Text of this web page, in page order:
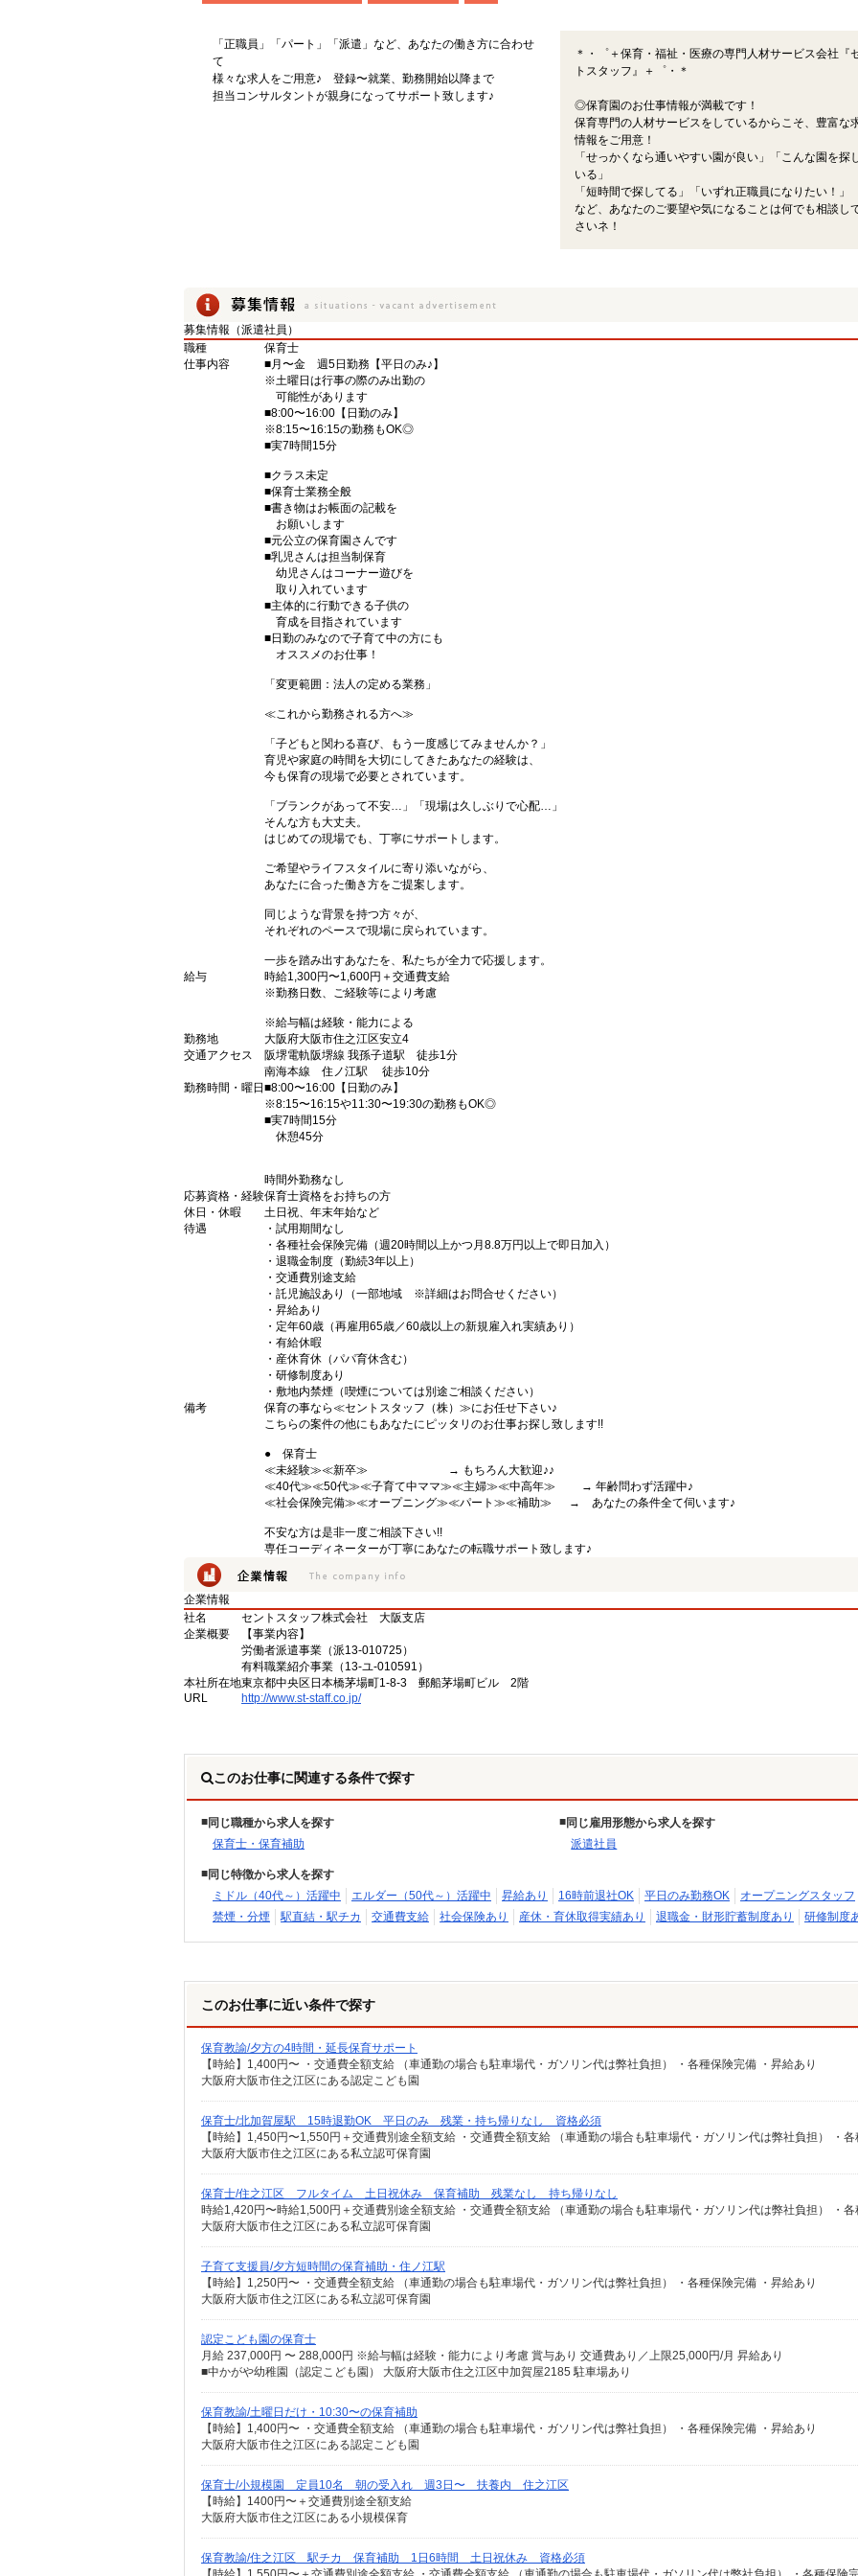
「正職員」「パート」「派遣」など、あなたの働き方に合わせ
て
様々な求人をご用意♪ 登録〜就業、勤務開始以降まで
担当コンサルタントが親身になってサポート致します♪
＊・゜＋保育・福祉・医療の専門人材サービス会社『
トスタッフ』＋゜・＊
◎保育園のお仕事情報が満載です！
保育専門の人材サービスをしているからこそ、豊富な
情報をご用意！
「せっかくなら通いやすい園が良い」「こんな園を探
いる」
「短時間で探してる」「いずれ正職員になりたい！」
など、あなたのご要望や気になることは何でも相談し
さいネ！
募集情報（派遣社員）
職種
保育士
仕事内容
■月〜金 週5日勤務【平日のみ♪】
※土曜日は行事の際のみ出勤の
可能性があります
■8:00〜16:00【日勤のみ】
※8:15〜16:15の勤務もOK◎
■実7時間15分
■クラス未定
■保育士業務全般
■書き物はお帳面の記載を
お願いします
■元公立の保育園さんです
■乳児さんは担当制保育
幼児さんはコーナー遊びを
取り入れています
■主体的に行動できる子供の
育成を目指されています
■日勤のみなので子育て中の方にも
オススメのお仕事！
「変更範囲：法人の定める業務」
≪これから勤務される方へ≫
「子どもと関わる喜び、もう一度感じてみませんか？」
育児や家庭の時間を大切にしてきたあなたの経験は、
今も保育の現場で必要とされています。
「ブランクがあって不安…」「現場は久しぶりで心配…」
そんな方も大丈夫。
はじめての現場でも、丁寧にサポートします。
ご希望やライフスタイルに寄り添いながら、
あなたに合った働き方をご提案します。
同じような背景を持つ方々が、
それぞれのペースで現場に戻られています。
一歩を踏み出すあなたを、私たちが全力で応援します。
給与
時給1,300円〜1,600円＋交通費支給
※勤務日数、ご経験等により考慮
※給与幅は経験・能力による
勤務地
大阪府大阪市住之江区安立4
交通アクセス
阪堺電軌阪堺線 我孫子道駅 徒歩1分
南海本線 住ノ江駅 徒歩10分
勤務時間・曜日 ■8:00〜16:00【日勤のみ】
※8:15〜16:15や11:30〜19:30の勤務もOK◎
■実7時間15分
休憩45分
時間外勤務なし
応募資格・経験保育士資格をお持ちの方
休日・休暇
土日祝、年末年始など
待遇
・試用期間なし
・各種社会保険完備（週20時間以上かつ月8.8万円以上で即日加入）
・退職金制度（勤続3年以上）
・交通費別途支給
・託児施設あり（一部地域 ※詳細はお問合せください）
・昇給あり
・定年60歳（再雇用65歳／60歳以上の新規雇入れ実績あり）
・有給休暇
・産休育休（パパ育休含む）
・研修制度あり
・敷地内禁煙（喫煙については別途ご相談ください）
備考
保育の事なら≪セントスタッフ（株）≫にお任せ下さい♪
こちらの案件の他にもあなたにピッタリのお仕事お探し致します!!
● 保育士
≪未経験≫≪新卒≫ → もちろん大歓迎♪♪
≪40代≫≪50代≫≪子育て中ママ≫≪主婦≫≪中高年≫ → 年齢問わず活躍中♪
≪社会保険完備≫≪オープニング≫≪パート≫≪補助≫ → あなたの条件全て伺います♪
不安な方は是非一度ご相談下さい!!
専任コーディネーターが丁寧にあなたの転職サポート致します♪
企業情報
社名
セントスタッフ株式会社 大阪支店
企業概要
【事業内容】
労働者派遣事業（派13-010725）
有料職業紹介事業（13-ユ-010591）
本社所在地東京都中央区日本橋茅場町1-8-3 郵船茅場町ビル 2階
URL
http://www.st-staff.co.jp/
このお仕事に関連する条件で探す
同じ職種から求人を探す
保育士・保育補助
同じ雇用形態から求人を探す
派遣社員
同じ特徴から求人を探す
ミドル（40代～）活躍中
エルダー（50代～）活躍中 昇給あり 16時前退社OK 平日のみ勤務OK
オープニングスタッフ
禁煙・分煙
駅直結・駅チカ 交通費支給 社会保険あり 産休・育休取得実績あり 退職金・財形貯蓄制度あり 研修制度
このお仕事に近い条件で探す
保育教諭/夕方の4時間・延長保育サポート
【時給】1,400円〜 ・交通費全額支給 （車通勤の場合も駐車場代・ガソリン代は弊社負担） ・各種保険完備 ・昇給あり
大阪府大阪市住之江区にある認定こども園
保育士/北加賀屋駅 15時退勤OK 平日のみ 残業・持ち帰りなし 資格必須
大阪府大阪市住之江区にある私立認可保育園
保育士/住之江区 フルタイム 土日祝休み 保育補助 残業なし 持ち帰りなし
大阪府大阪市住之江区にある私立認可保育園
子育て支援員/夕方短時間の保育補助・住ノ江駅
【時給】1,250円〜 ・交通費全額支給 （車通勤の場合も駐車場代・ガソリン代は弊社負担） ・各種保険完備 ・昇給あり
大阪府大阪市住之江区にある私立認可保育園
認定こども園の保育士
月給 237,000円 〜 288,000円 ※給与幅は経験・能力により考慮 賞与あり 交通費あり／上限25,000円/月 昇給あり
■中かがや幼稚園（認定こども園） 大阪府大阪市住之江区中加賀屋2185 駐車場あり
保育教諭/土曜日だけ・10:30〜の保育補助
【時給】1,400円〜 ・交通費全額支給 （車通勤の場合も駐車場代・ガソリン代は弊社負担） ・各種保険完備 ・昇給あり
大阪府大阪市住之江区にある認定こども園
保育士/小規模園 定員10名 朝の受入れ 週3日〜 扶養内 住之江区
【時給】1400円〜＋交通費別途全額支給
大阪府大阪市住之江区にある小規模保育
保育教諭/住之江区 駅チカ 保育補助 1日6時間 土日祝休み 資格必須